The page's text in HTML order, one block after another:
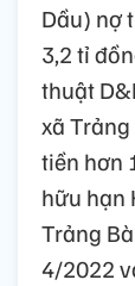
Dầu) nợ
3,2 tỉ
thuật
xã
tiền hơn
hữu hạn
Trảng
4/2022